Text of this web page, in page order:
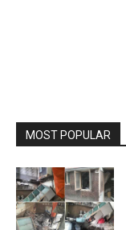
MOST POPULAR